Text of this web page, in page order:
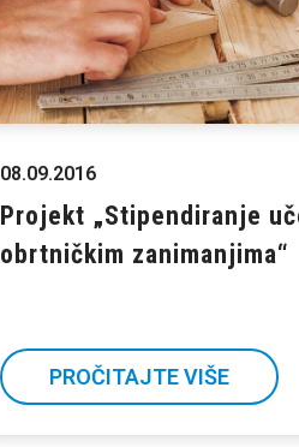
08.09.2016
Projekt „Stipendiranje
obrtničkim zanimanjima“
PROČITAJTE VIŠE